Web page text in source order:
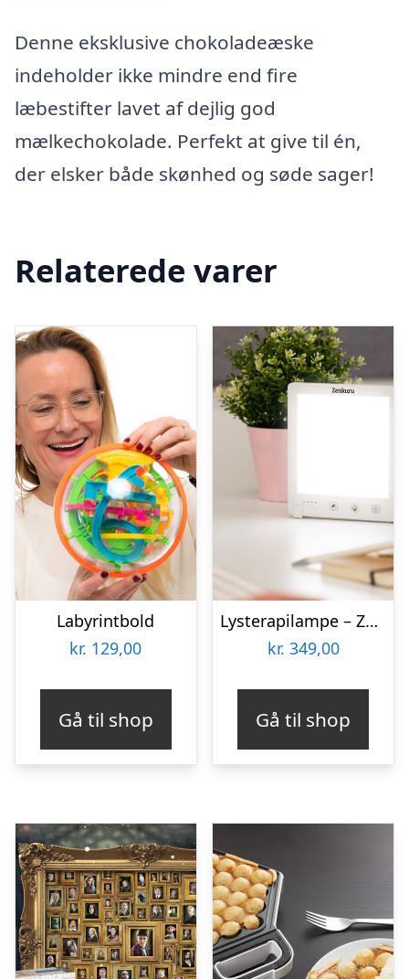
Denne eksklusive chokoladeæske
indeholder ikke mindre end fire
læbestifter lavet af dejlig god
mælkechokolade. Perfekt at give til én,
der elsker både skønhed og søde sager!
Relaterede varer
Labyrintbold
kr. 129,00
Gå til shop
Lysterapilampe – Zenkuru
kr. 349,00
Gå til shop